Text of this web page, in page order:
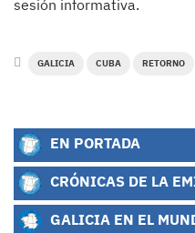
sesión informativa.
GALICIA CUBA RETORNO
EN PORTADA
CRÓNICAS DE LA
GALICIA EN EL